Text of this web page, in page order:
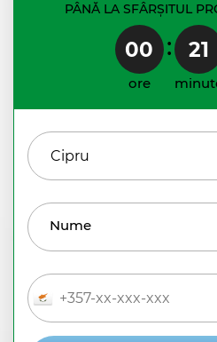
PÂNĂ LA SFÂRȘITUL
00
ore
: 21
Nume